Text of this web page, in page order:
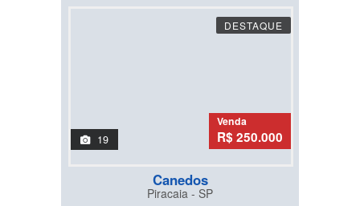
DESTAQUE
19
Venda
R$ 250.000
Canedos
Piracaia - SP